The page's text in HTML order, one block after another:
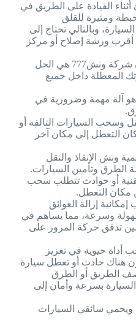
القيادة على الطريق في
ومثيرة للقلق
وبالتالي تحتاج إلى
ورشة إصلاح أو مركز
في هذه الحالات، يمكن أن تكون شركة ونش777 هي الحل
المعطلة داخل جميع
هو آلة مهمة وضرورية في
وسحب السيارات التالفة أو
التعطل إلى مكان آخر
ونش الإنقاذ والنقل
وتأمين السيارات.
أو حوادث تتطلب سحب
مكان التعطل.
إزالة العوائق
وسرعة، مما يساهم في
تدفق حركة المرور على
أداة حيوية في تعزيز
هناك حادث أو تعطل سيارة
الطريق أو الطرق
بسرعة وأمان إلى
ويحمي سائقي السيارات